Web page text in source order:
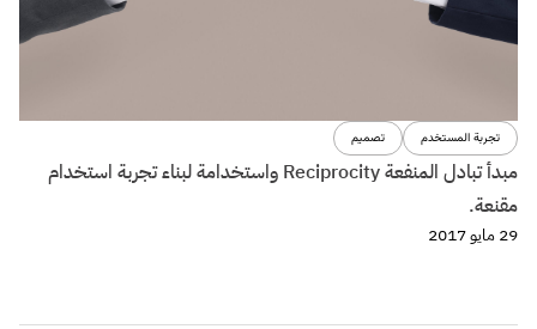
تجربة المستخدم تصميم
مبدأ تبادل المنفعة Reciprocity واستخدامة لبناء تجربة استخدام
مقنعة.
29 مايو 2017